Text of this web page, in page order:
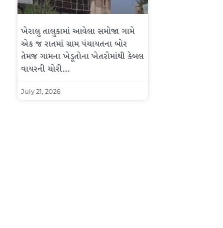
ખેરાલુ તાલુકામાં આવેલા સમોજા ગામે
એક જ રાતમાં ગ્રામ પંચાયતના બોર
તેમજ ગામના ખેડૂતોના ખેતરોમાંથી કેબલ
વાયરની ચોરી…
July 21, 2026